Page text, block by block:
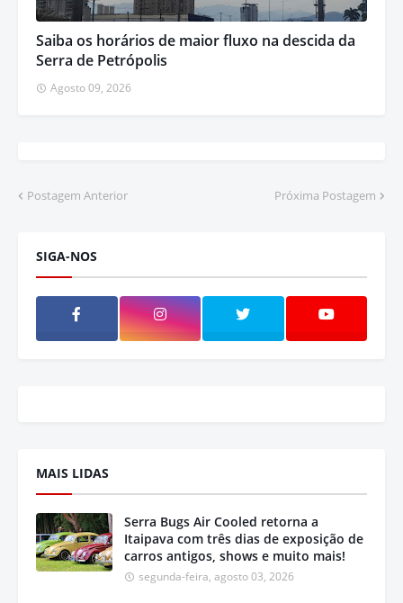
Saiba os horários de maior fluxo na descida da
Serra de Petrópolis
Agosto 09, 2026
Postagem Anterior Próxima Postagem
SIGA-NOS
MAIS LIDAS
Serra Bugs Air Cooled retorna a
Itaipava com três dias de exposição de
carros antigos, shows e muito mais!
segunda-feira, agosto 03, 2026